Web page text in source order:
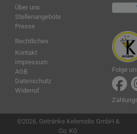
Folge
Über uns
Stellenangebote
Presse
Rechtliches
Kontakt
Impressum
AGB
Datenschutz
Widerruf
©2026, Getränke Kelemidis GmbH &
Co. KG